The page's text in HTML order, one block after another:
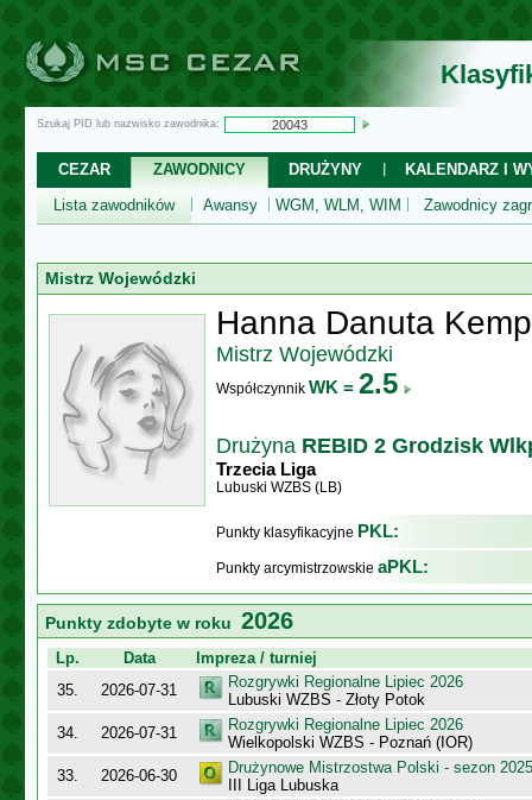
Szukaj PID lub nazwisko zawodnika:
CEZAR ZAWODNICY DRUŻYNY
KALENDARZ I
Lista zawodników
Awansy WGM, WLM, WIM Zawodnicy
Mistrz Wojewódzki
Hanna Danuta
Mistrz Wojewódzki
Współczynnik WK = 2.5
Drużyna REBID 2 Grodzisk
Trzecia Liga
Lubuski WZBS (LB)
Punkty klasyfikacyjne PKL:
Punkty arcymistrzowskie aPKL:
Punkty zdobyte w roku 2026
Lp. Data
Impreza / turniej
35.
2026-07-31
Rozgrywki Regionalne Lipiec 2026
Lubuski WZBS - Złoty Potok
34.
2026-07-31
Rozgrywki Regionalne Lipiec 2026
Wielkopolski WZBS - Poznań (IOR)
33.
2026-06-30
Drużynowe Mistrzostwa Polski - sezon
III Liga Lubuska